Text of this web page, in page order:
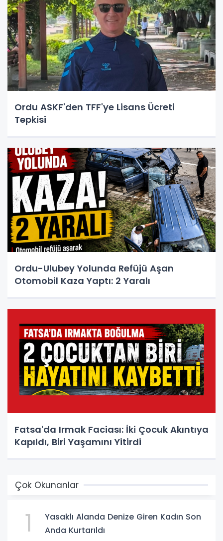
Ordu ASKF'den TFF'ye Lisans Ücreti
Tepkisi
Ordu-Ulubey Yolunda Refüjü Aşan
Otomobil Kaza Yaptı: 2 Yaralı
Fatsa'da Irmak Faciası: İki Çocuk Akıntıya
Kapıldı, Biri Yaşamını Yitirdi
Çok Okunanlar
1
Yasaklı Alanda Denize Giren Kadın Son
Anda Kurtarıldı